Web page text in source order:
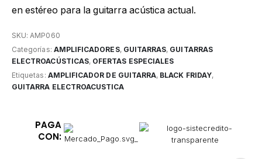
en estéreo para la guitarra acústica actual.
SKU:AMP060
Categorías: AMPLIFICADORES, GUITARRAS, GUITARRAS
ELECTROACÚSTICAS, OFERTAS ESPECIALES
Etiquetas: AMPLIFICADOR DE GUITARRA, BLACK FRIDAY,
GUITARRA ELECTROACUSTICA
PAGA
CON: